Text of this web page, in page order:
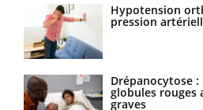
Hypotension
pression
Drépanocytose
globules rouges
graves